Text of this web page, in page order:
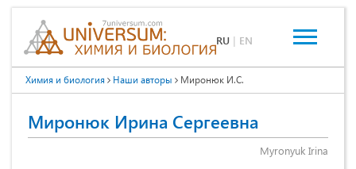
RU | EN
Химия и биология Наши авторы Миронюк И.С.
Миронюк Ирина Сергеевна
Myronyuk Irina